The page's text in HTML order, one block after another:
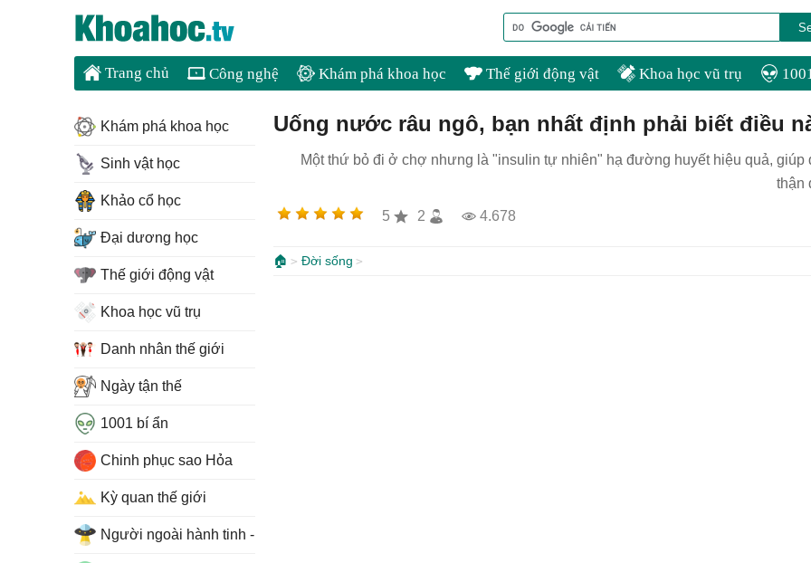
Trang chủ Công nghệ Khám phá khoa học Thế giới động vật Khoa học vũ trụ
Uống nước râu ngô, bạn nhất định phải biết điều
Một thứ bỏ đi ở chợ nhưng là "insulin tự nhiên" hạ đường huyết hiệu quả, giúp
thận
5 2 4.678
🏠 Đời sống
Khám phá khoa học
Sinh vật học
Khảo cổ học
Đại dương học
Thế giới động vật
Khoa học vũ trụ
Danh nhân thế giới
Ngày tận thế
1001 bí ẩn
Chinh phục sao Hỏa
Kỳ quan thế giới
Người ngoài hành tinh - UFO